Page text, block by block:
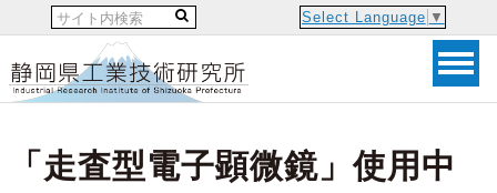
Select Language ▼
「走査型電子顕微鏡」使用中